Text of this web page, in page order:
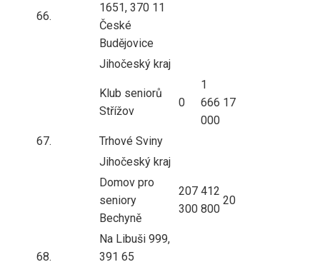
66.
1651, 370 11
České
Budějovice
Jihočeský kraj
Klub seniorů
Střížov
0
1
666
000
17
67.
Trhové Sviny
Jihočeský kraj
Domov pro
seniory
Bechyně
207
300
412
800
20
68.
Na Libuši 999,
391 65